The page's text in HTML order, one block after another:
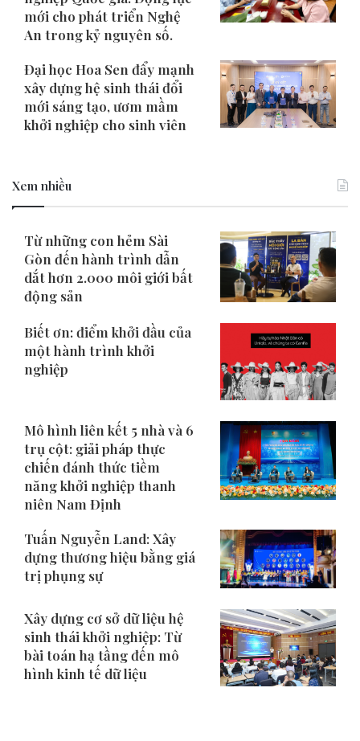
mới cho phát triển Nghệ
An trong kỷ nguyên số.
Đại học Hoa Sen đẩy mạnh
xây dựng hệ sinh thái đổi
mới sáng tạo, ươm mầm
khởi nghiệp cho sinh viên
Xem nhiều
Từ những con hẻm Sài
Gòn đến hành trình dẫn
dắt hơn 2.000 môi giới bất
động sản
Biết ơn: điểm khởi đầu của
một hành trình khởi
nghiệp
Mô hình liên kết 5 nhà và 6
trụ cột: giải pháp thực
chiến đánh thức tiềm
năng khởi nghiệp thanh
niên Nam Định
Tuấn Nguyễn Land: Xây
dựng thương hiệu bằng giá
trị phụng sự
Xây dựng cơ sở dữ liệu hệ
sinh thái khởi nghiệp: Từ
bài toán hạ tầng đến mô
hình kinh tế dữ liệu